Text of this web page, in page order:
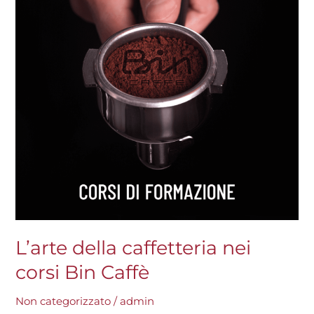
L’arte della caffetteria nei
corsi Bin Caffè
Non categorizzato /admin